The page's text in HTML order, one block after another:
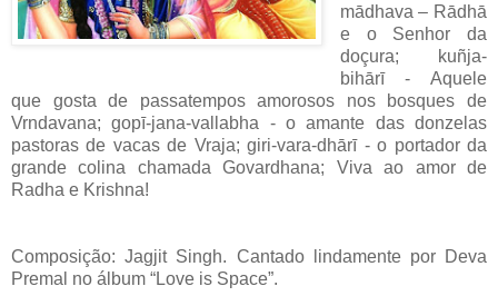
mādhava – Rādhā
e o Senhor da
doçura; kuñja-
bihārī - Aquele
que gosta de passatempos amorosos nos bosques de
Vrndavana; gopī-jana-vallabha - o amante das donzelas
pastoras de vacas de Vraja; giri-vara-dhārī - o portador da
grande colina chamada Govardhana; Viva ao amor de
Radha e Krishna!
Composição: Jagjit Singh. Cantado lindamente por Deva
Premal no álbum “Love is Space”.